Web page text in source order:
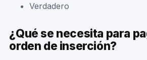
Verdadero
¿Qué se necesita para
orden de inserción?